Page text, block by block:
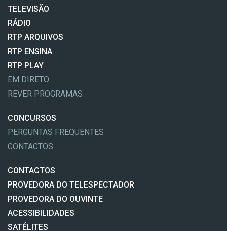
TELEVISÃO
RÁDIO
RTP ARQUIVOS
RTP ENSINA
RTP PLAY
EM DIRETO
REVER PROGRAMAS
CONCURSOS
PERGUNTAS FREQUENTES
CONTACTOS
CONTACTOS
PROVEDORA DO TELESPECTADOR
PROVEDORA DO OUVINTE
ACESSIBILIDADES
SATÉLITES